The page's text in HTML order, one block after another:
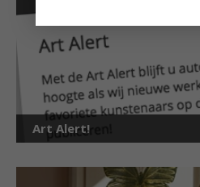
Art Alert!